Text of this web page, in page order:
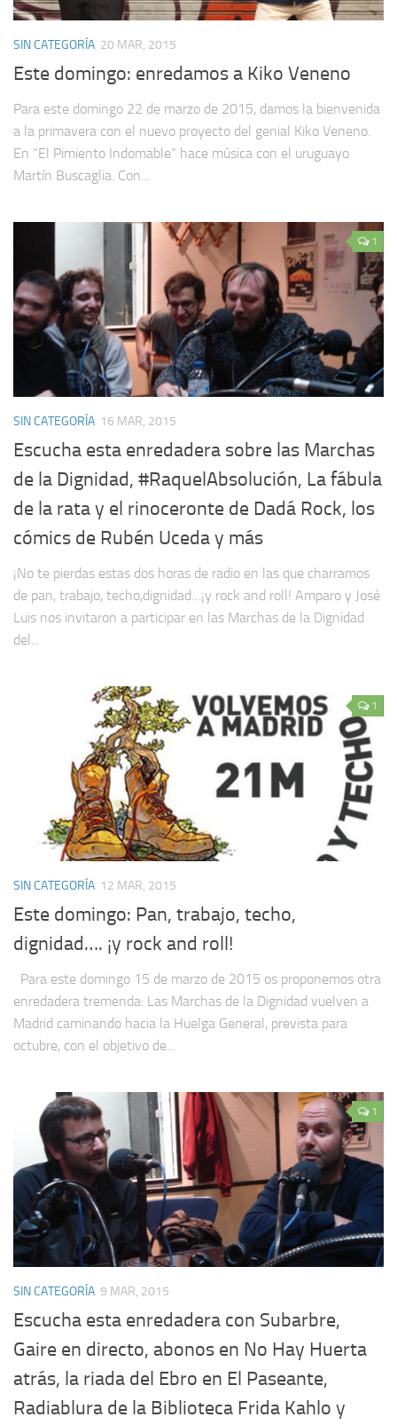
SIN CATEGORÍA 20 MAR, 2015
Este domingo: enredamos a Kiko Veneno
Para este domingo 22 de marzo de 2015, damos la bienvenida
a la primavera con el nuevo proyecto del genial Kiko Veneno.
En “El Pimiento Indomable” hace música con el uruguayo
Martín Buscaglia. Con...
1
SIN CATEGORÍA 16 MAR, 2015
Escucha esta enredadera sobre las Marchas
de la Dignidad, #RaquelAbsolución, La fábula
de la rata y el rinoceronte de Dadá Rock, los
cómics de Rubén Uceda y más
¡No te pierdas estas dos horas de radio en las que charramos
de pan, trabajo, techo,dignidad…¡y rock and roll! Amparo y José
Luis nos invitaron a participar en las Marchas de la Dignidad
del...
1
SIN CATEGORÍA 12 MAR, 2015
Este domingo: Pan, trabajo, techo,
dignidad…. ¡y rock and roll!
Para este domingo 15 de marzo de 2015 os proponemos otra
enredadera tremenda: Las Marchas de la Dignidad vuelven a
Madrid caminando hacia la Huelga General, prevista para
octubre, con el objetivo de...
1
SIN CATEGORÍA 9 MAR, 2015
Escucha esta enredadera con Subarbre,
Gaire en directo, abonos en No Hay Huerta
atrás, la riada del Ebro en El Paseante,
Radiablura de la Biblioteca Frida Kahlo y